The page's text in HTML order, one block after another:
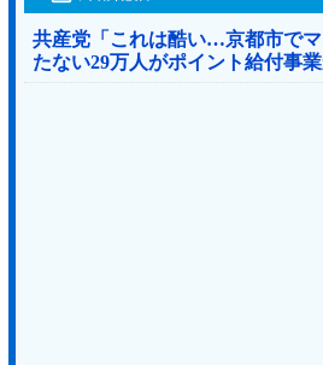
共産党「これは酷い…京都市で
たない29万人がポイント給付事